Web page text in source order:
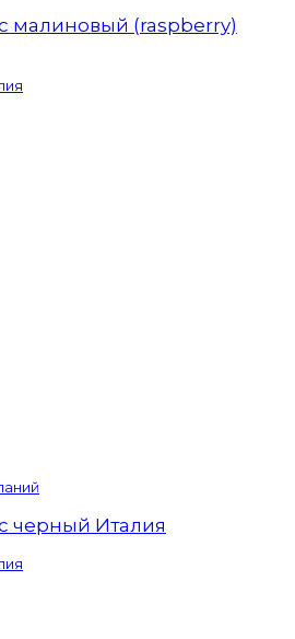
малиновый (raspberry)
черный Италия